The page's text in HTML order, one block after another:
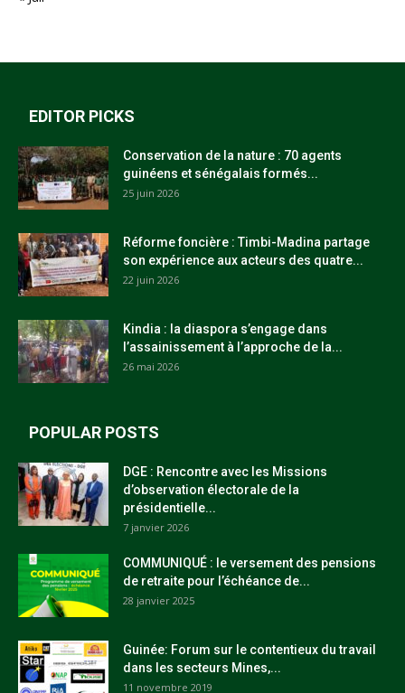
EDITOR PICKS
Conservation de la nature : 70 agents
guinéens et sénégalais formés...
25 juin 2026
Réforme foncière : Timbi-Madina partage
son expérience aux acteurs des quatre...
22 juin 2026
Kindia : la diaspora s’engage dans
l’assainissement à l’approche de la...
26 mai 2026
POPULAR POSTS
DGE : Rencontre avec les Missions
d’observation électorale de la
présidentielle...
7 janvier 2026
COMMUNIQUÉ : le versement des pensions
de retraite pour l’échéance de...
28 janvier 2025
Guinée: Forum sur le contentieux du travail
dans les secteurs Mines,...
11 novembre 2019